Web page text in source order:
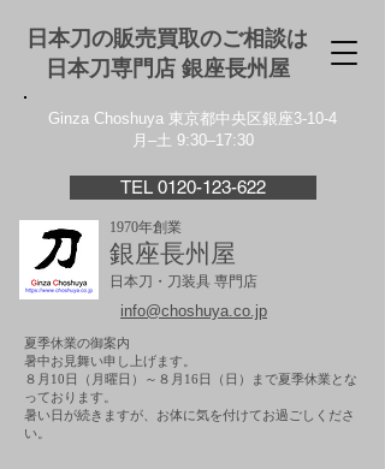
日本刀の販売買取のご相談は
日本刀専門店 銀座⻑州屋
Ginza Choshuya 東京都中央区銀座3-10-4
月–土 9:30–17:30
TEL 0120-123-622
1970年創業
銀座長州屋
日本刀・刀装具 専門店
info@choshuya.co.jp
夏季休業の御案内
暑中お見舞い申し上げます。
８月10日（月曜日）～８月16日（日）まで夏季休業とな
っております。
​暑い日が続きますが、お体に気を付けてお過ごしくださ
い。